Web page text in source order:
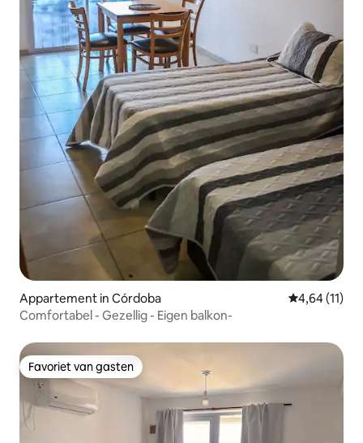
Appartement in Córdoba Gemiddelde
4,64 (11)
Comfortabel - Gezellig - Eigen balkon-
Favoriet van gasten
Favoriet van gasten